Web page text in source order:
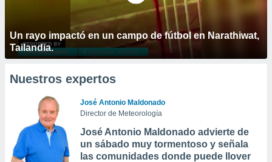
Un rayo impactó en un campo de fútbol en Narathiwat,
Tailandia.
Nuestros expertos
José Antonio Maldonado
Director de Meteorología
José Antonio Maldonado advierte de
un sábado muy tormentoso y señala
las comunidades donde puede llover